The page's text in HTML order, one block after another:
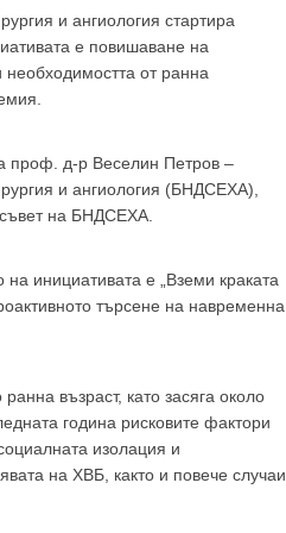
и ангиология стартира
е повишаване на
от ранна
проф. д-р Веселин Петров –
и ангиология (БНДСЕХА),
на БНДСЕХА.
инициативата е „Вземи краката
търсене на навременна
възраст, като засяга около
година рисковите фактори
изолация и
на ХВБ, както и повече случаи
медицинско съдържание,
медицински специалист